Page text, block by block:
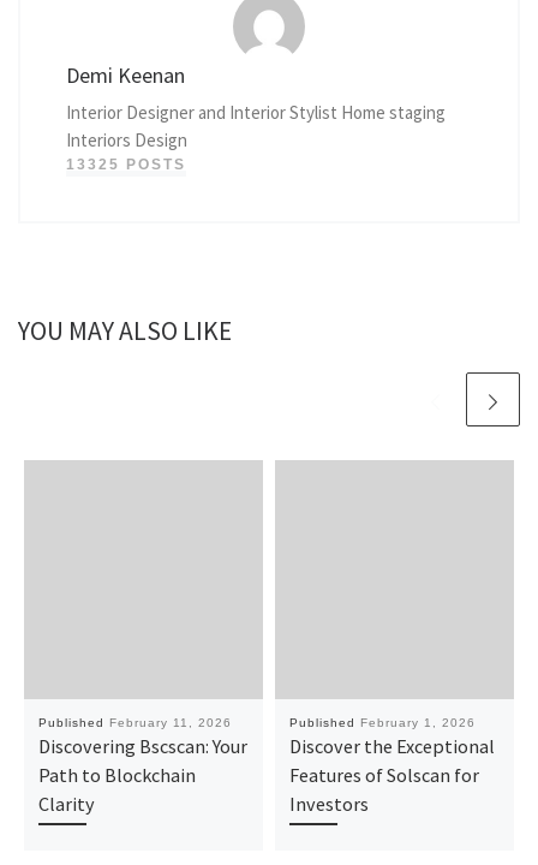
Demi Keenan
Interior Designer and Interior Stylist Home staging
Interiors Design
13325 POSTS
YOU MAY ALSO LIKE
Published February 11, 2026
Discovering Bscscan: Your
Path to Blockchain
Clarity
Published February 1, 2026
Discover the Exceptional
Features of Solscan for
Investors